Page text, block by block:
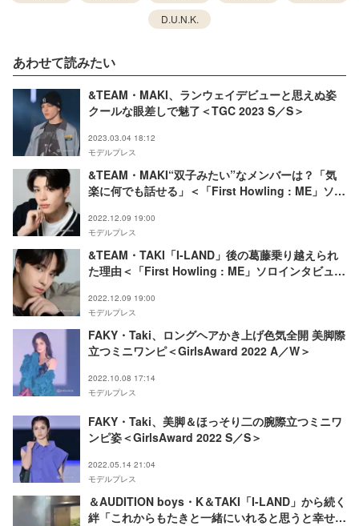
D.U.N.K.
あわせて読みたい
&TEAM・MAKI、ランウェイデビューと思えぬ姿
クールな眼差しで魅了＜TGC 2023 S／S＞
2023.03.04 18:12
モデルプレス
&TEAM・MAKI“双子みたい”なメンバーは？「気
楽に何でも話せる」＜「First Howling : ME」ソロ
2022.12.09 19:00
モデルプレス
&TEAM・TAKI「I-LAND」後の葛藤乗り越えられ
た理由＜「First Howling : ME」ソロインタビュー
2022.12.09 19:00
モデルプレス
FAKY・Taki、ロングヘアかき上げ色気全開 美脚際
立つミニワンピ＜GirlsAward 2022 A／W＞
2022.10.08 17:14
モデルプレス
FAKY・Taki、美脚＆ほっそり二の腕際立つミニワ
ンピ姿＜GirlsAward 2022 S／S＞
2022.05.14 21:04
モデルプレス
＆AUDITION boys・K＆TAKI「I-LAND」から続く
絆「これからもたきと一緒にいれると思うと幸せだ